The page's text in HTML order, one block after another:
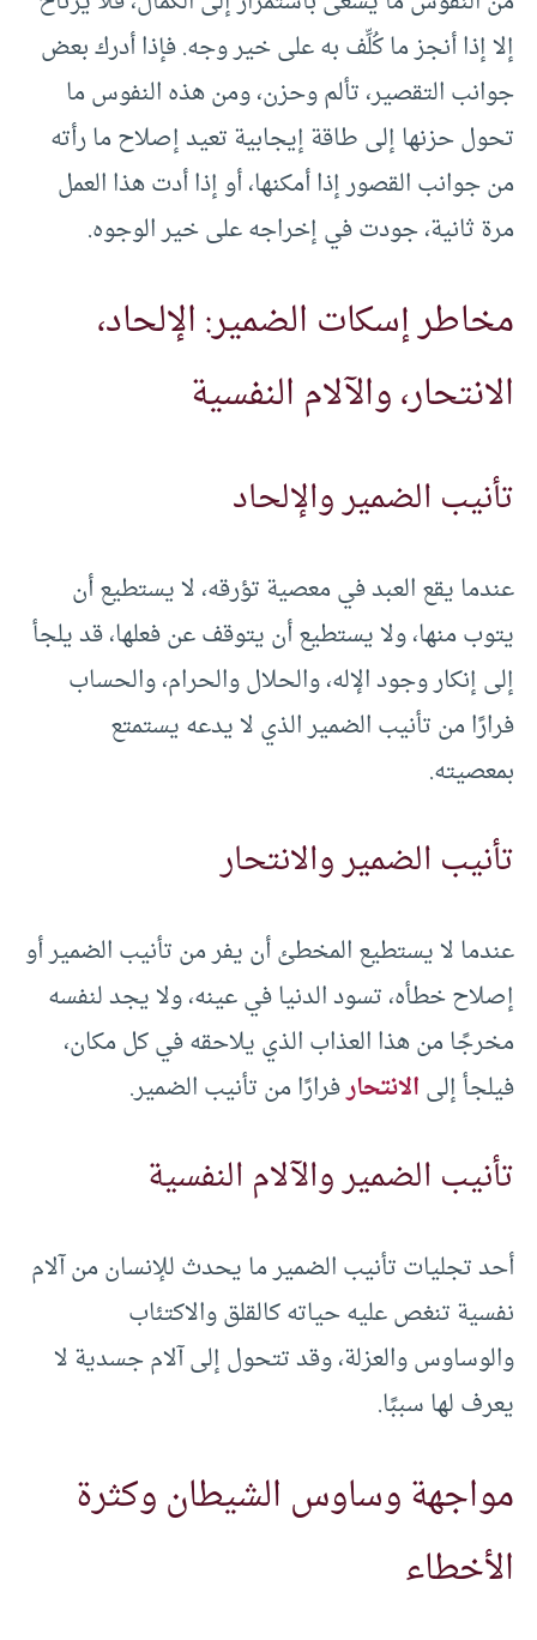
إلا إذا أنجز ما كُلِّف به على خير وجه. فإذا أدرك بعض
جوانب التقصير، تألم وحزن، ومن هذه النفوس ما
تحول حزنها إلى طاقة إيجابية تعيد إصلاح ما رأته
من جوانب القصور إذا أمكنها، أو إذا أدت هذا العمل
مرة ثانية، جودت في إخراجه على خير الوجوه.
مخاطر إسكات الضمير: الإلحاد،
الانتحار، والآلام النفسية
تأنيب الضمير والإلحاد
عندما يقع العبد في معصية تؤرقه، لا يستطيع أن
يتوب منها، ولا يستطيع أن يتوقف عن فعلها، قد يلجأ
إلى إنكار وجود الإله، والحلال والحرام، والحساب
فرارًا من تأنيب الضمير الذي لا يدعه يستمتع
بمعصيته.
تأنيب الضمير والانتحار
عندما لا يستطيع المخطئ أن يفر من تأنيب الضمير أو
إصلاح خطأه، تسود الدنيا في عينه، ولا يجد لنفسه
مخرجًا من هذا العذاب الذي يلاحقه في كل مكان،
فيلجأ إلىالانتحارفرارًا من تأنيب الضمير.
تأنيب الضمير والآلام النفسية
أحد تجليات تأنيب الضمير ما يحدث للإنسان من آلام
نفسية تنغص عليه حياته كالقلق والاكتئاب
والوساوس والعزلة، وقد تتحول إلى آلام جسدية لا
يعرف لها سببًا.
مواجهة وساوس الشيطان وكثرة
الأخطاء